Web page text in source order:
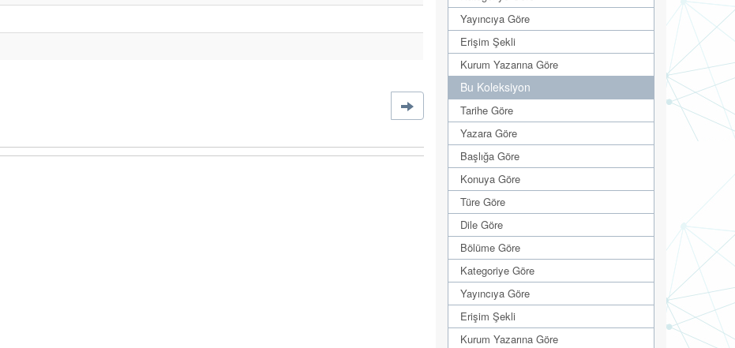
Yayıncıya Göre
Erişim Şekli
Kurum Yazarına Göre
Bu Koleksiyon
Tarihe Göre
Yazara Göre
Başlığa Göre
Konuya Göre
Türe Göre
Dile Göre
Bölüme Göre
Kategoriye Göre
Yayıncıya Göre
Erişim Şekli
Kurum Yazarına Göre